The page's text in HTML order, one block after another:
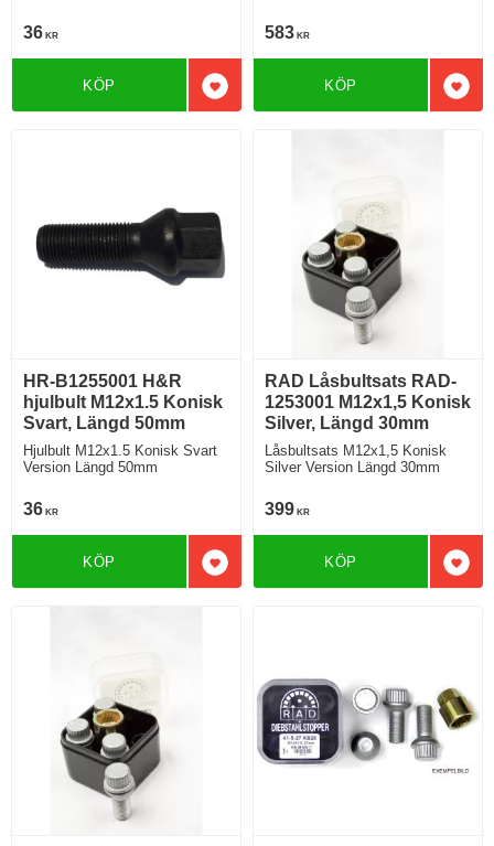
36 KR
Lägg till i favoriter
KÖP
583 KR
KÖP
HR-B1255001 H&R
hjulbult M12x1.5 Konisk
Svart, Längd 50mm
Hjulbult M12x1.5 Konisk Svart
Version Längd 50mm
36 KR
Lägg till i favoriter
KÖP
RAD Låsbultsats RAD-
1253001 M12x1,5 Konisk
Silver, Längd 30mm
Låsbultsats M12x1,5 Konisk
Silver Version Längd 30mm
399 KR
KÖP